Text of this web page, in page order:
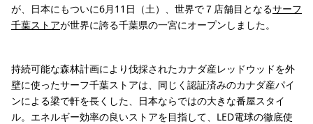
が、日本にもついに6月11日（土）、世界で７店舗目となるサーフ
千葉ストアが世界に誇る千葉県の一宮にオープンしました。
持続可能な森林計画により伐採されたカナダ産レッドウッドを外
壁に使ったサーフ千葉ストアは、同じく認証済みのカナダ産パイ
ンによる梁で軒を長くした、日本ならではの大きな番屋スタイ
ル。エネルギー効率の良いストアを目指して、LED電球の徹底使